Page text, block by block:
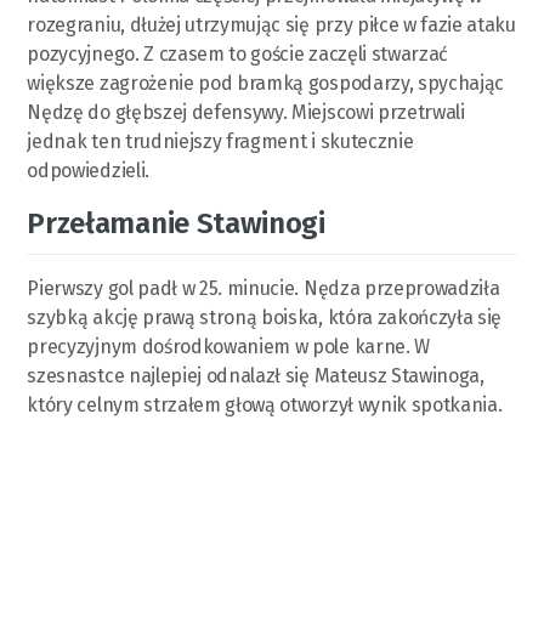
rozegraniu, dłużej utrzymując się przy piłce w fazie ataku
pozycyjnego. Z czasem to goście zaczęli stwarzać
większe zagrożenie pod bramką gospodarzy, spychając
Nędzę do głębszej defensywy. Miejscowi przetrwali
jednak ten trudniejszy fragment i skutecznie
odpowiedzieli.
Przełamanie Stawinogi
Pierwszy gol padł w 25. minucie. Nędza przeprowadziła
szybką akcję prawą stroną boiska, która zakończyła się
precyzyjnym dośrodkowaniem w pole karne. W
szesnastce najlepiej odnalazł się Mateusz Stawinoga,
który celnym strzałem głową otworzył wynik spotkania.